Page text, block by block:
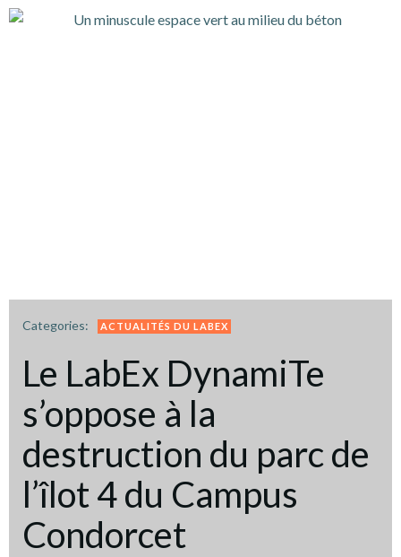
Categories: ACTUALITÉS DU LABEX
Le LabEx DynamiTe
s’oppose à la
destruction du parc de
l’îlot 4 du Campus
Condorcet